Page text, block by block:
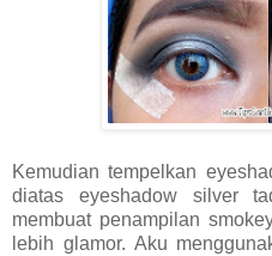
Kemudian tempelkan
diatas eyeshadow silver
membuat penampilan
lebih glamor. Aku